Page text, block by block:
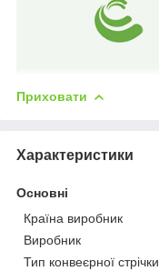
Приховати
Характеристики
Основні
Країна виробник
Виробник
Тип конвеєрної стрічки